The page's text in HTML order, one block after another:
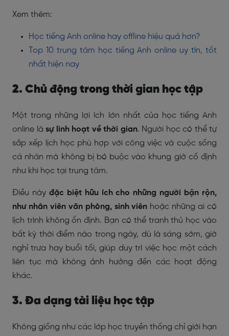
Xem thêm:
Học tiếng Anh online hay offline hiệu quả hơn?
Top 10 trung tâm học tiếng Anh online uy tín, tốt
nhất hiện nay
2. Chủ động trong thời gian học tập
Một trong những lợi ích lớn nhất của học tiếng Anh
online là sự linh hoạt về thời gian. Người học có thể tự
sắp xếp lịch học phù hợp với công việc và cuộc sống
cá nhân mà không bị bó buộc vào khung giờ cố định
như khi học tại trung tâm.
Điều này đặc biệt hữu ích cho những người bận rộn,
như nhân viên văn phòng, sinh viên hoặc những ai có
lịch trình không ổn định. Bạn có thể tranh thủ học vào
bất kỳ thời điểm nào trong ngày, dù là sáng sớm, giờ
nghỉ trưa hay buổi tối, giúp duy trì việc học một cách
liên tục mà không ảnh hưởng đến các hoạt động
khác.
3. Đa dạng tài liệu học tập
Không giống như các lớp học truyền thống chỉ giới hạn